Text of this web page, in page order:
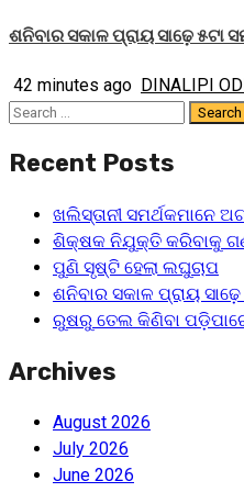
ଶନିବାର ସକାଳ ପ୍ରାୟ ସାଢ଼େ
42 minutes ago DINALIPI
Search
Recent Posts
ଖଲିସ୍ତାନୀ ସମର୍ଥକମାନେ
ଶିକ୍ଷକ ନିଯୁକ୍ତି କରିବାକୁ
ପୁଣି ସୃଷ୍ଟି ହେଲା ଲଘୁଚାପ
ଶନିବାର ସକାଳ ପ୍ରାୟ
ରୁଷରୁ ତେଲ କିଣିବା
Archives
August 2026
July 2026
June 2026